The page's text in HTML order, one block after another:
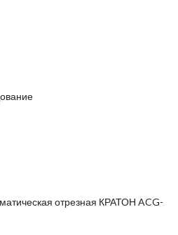
отрезная КРАТОН ACG-